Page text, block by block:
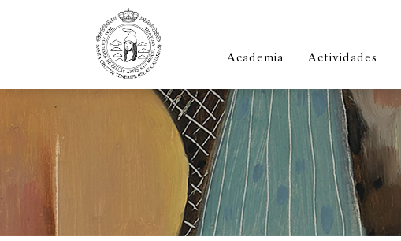
Academia Actividades